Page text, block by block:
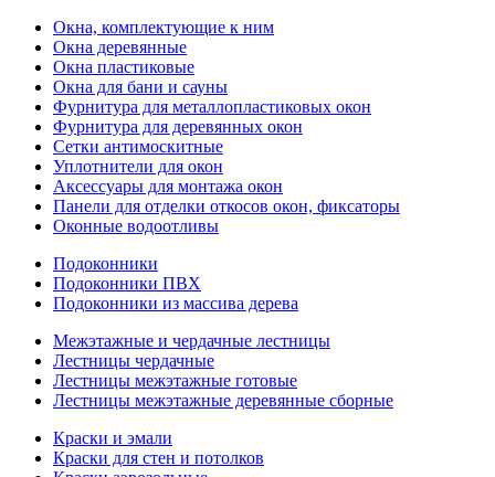
Окна, комплектующие к ним
Окна деревянные
Окна пластиковые
Окна для бани и сауны
Фурнитура для металлопластиковых окон
Фурнитура для деревянных окон
Сетки антимоскитные
Уплотнители для окон
Аксессуары для монтажа окон
Панели для отделки откосов окон, фиксаторы
Оконные водоотливы
Подоконники
Подоконники ПВХ
Подоконники из массива дерева
Межэтажные и чердачные лестницы
Лестницы чердачные
Лестницы межэтажные готовые
Лестницы межэтажные деревянные сборные
Краски и эмали
Краски для стен и потолков